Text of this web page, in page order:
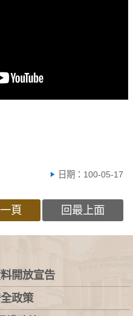
日期：100-05-17
頁 回最上面
開放宣告
政策